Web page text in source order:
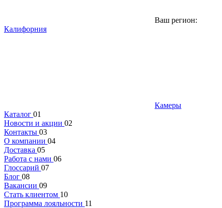
Ваш регион:
Калифорния
Камеры
Каталог 01
Новости и акции 02
Контакты 03
О компании 04
Доставка 05
Работа с нами 06
Глоссарий 07
Блог 08
Вакансии 09
Стать клиентом 10
Программа лояльности 11